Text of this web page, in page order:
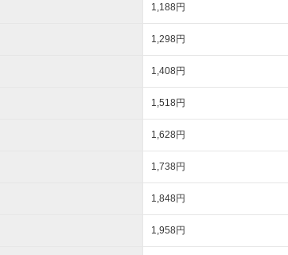
1,188円
1,298円
1,408円
1,518円
1,628円
1,738円
1,848円
1,958円